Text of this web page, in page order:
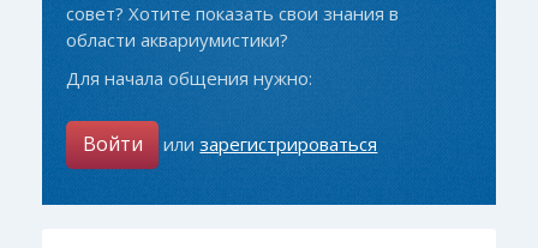
совет? Хотите показать свои знания в
области аквариумистики?
Для начала общения нужно:
Войти илизарегистрироваться